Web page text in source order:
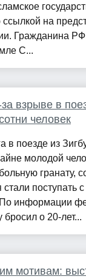
на
Гражданина
С...
взрыве в
человек
в поезде из
молодой
гранату,
стали поступать
информации
бросил о 20-лет...
мотивам: